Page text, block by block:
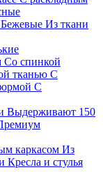
Бежевые Из ткани
Со спинкой
тканью С
С
Выдерживают 150
каркасом Из
Кресла и стулья